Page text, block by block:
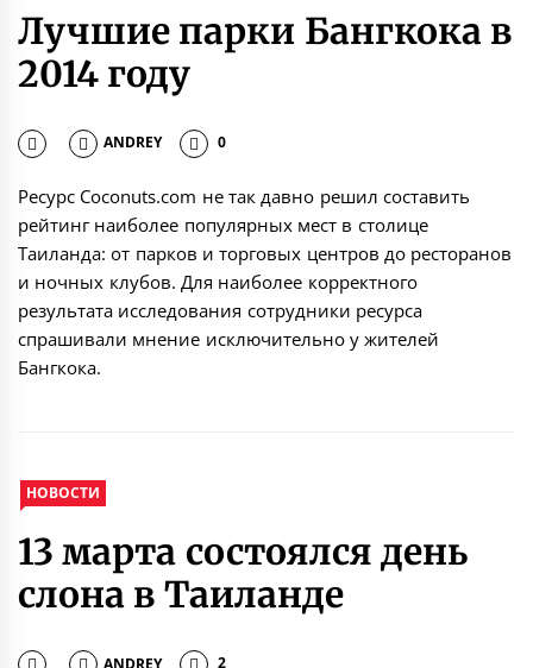
Лучшие парки Бангкока в
2014 году
ANDREY 0
Ресурс Coconuts.com не так давно решил составить
рейтинг наиболее популярных мест в столице
Таиланда: от парков и торговых центров до ресторанов
и ночных клубов. Для наиболее корректного
результата исследования сотрудники ресурса
спрашивали мнение исключительно у жителей
Бангкока.
НОВОСТИ
13 марта состоялся день
слона в Таиланде
ANDREY 2